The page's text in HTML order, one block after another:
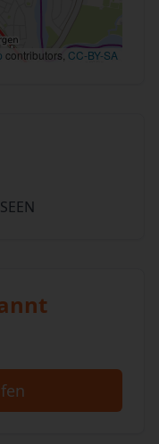
contributors, CC-BY-SA